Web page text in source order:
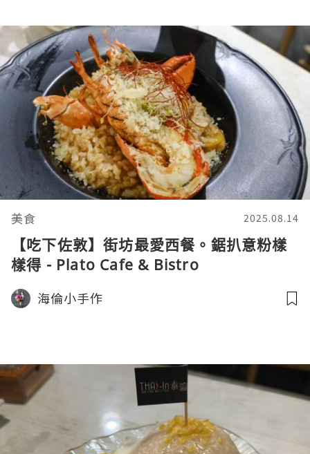
美食 2025.08.14
【吃下佐敦】街坊最愛西餐。鋸扒意粉樣
樣得 - Plato Cafe & Bistro
海倫小手作